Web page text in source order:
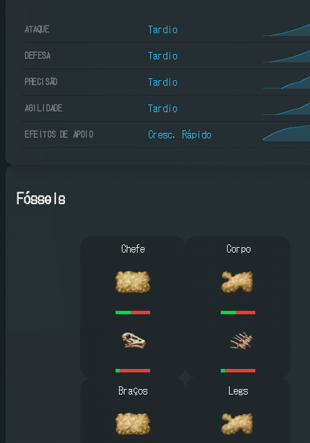
ATAQUE Tardio
DEFESA Tardio
PRECISÃO Tardio
AGILIDADE Tardio
EFEITOS DE APOIO Cresc. Rápido
Fósseis
Chefe Corpo
Braços Legs